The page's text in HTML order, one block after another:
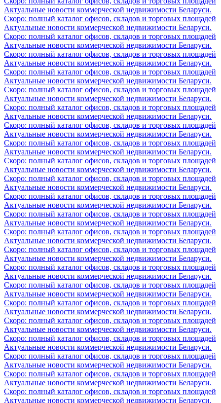
Актуальные новости коммерческой недвижимости Беларуси.
Скоро: полный каталог офисов, складов и торговых площадей
Актуальные новости коммерческой недвижимости Беларуси.
Скоро: полный каталог офисов, складов и торговых площадей
Актуальные новости коммерческой недвижимости Беларуси.
Скоро: полный каталог офисов, складов и торговых площадей
Актуальные новости коммерческой недвижимости Беларуси.
Скоро: полный каталог офисов, складов и торговых площадей
Актуальные новости коммерческой недвижимости Беларуси.
Скоро: полный каталог офисов, складов и торговых площадей
Актуальные новости коммерческой недвижимости Беларуси.
Скоро: полный каталог офисов, складов и торговых площадей
Актуальные новости коммерческой недвижимости Беларуси.
Скоро: полный каталог офисов, складов и торговых площадей
Актуальные новости коммерческой недвижимости Беларуси.
Скоро: полный каталог офисов, складов и торговых площадей
Актуальные новости коммерческой недвижимости Беларуси.
Скоро: полный каталог офисов, складов и торговых площадей
Актуальные новости коммерческой недвижимости Беларуси.
Скоро: полный каталог офисов, складов и торговых площадей
Актуальные новости коммерческой недвижимости Беларуси.
Скоро: полный каталог офисов, складов и торговых площадей
Актуальные новости коммерческой недвижимости Беларуси.
Скоро: полный каталог офисов, складов и торговых площадей
Актуальные новости коммерческой недвижимости Беларуси.
Скоро: полный каталог офисов, складов и торговых площадей
Актуальные новости коммерческой недвижимости Беларуси.
Скоро: полный каталог офисов, складов и торговых площадей
Актуальные новости коммерческой недвижимости Беларуси.
Скоро: полный каталог офисов, складов и торговых площадей
Актуальные новости коммерческой недвижимости Беларуси.
Скоро: полный каталог офисов, складов и торговых площадей
Актуальные новости коммерческой недвижимости Беларуси.
Скоро: полный каталог офисов, складов и торговых площадей
Актуальные новости коммерческой недвижимости Беларуси.
Скоро: полный каталог офисов, складов и торговых площадей
Актуальные новости коммерческой недвижимости Беларуси.
Скоро: полный каталог офисов, складов и торговых площадей
Актуальные новости коммерческой недвижимости Беларуси.
Скоро: полный каталог офисов, складов и торговых площадей
Актуальные новости коммерческой недвижимости Беларуси.
Скоро: полный каталог офисов, складов и торговых площадей
Актуальные новости коммерческой недвижимости Беларуси.
Скоро: полный каталог офисов, складов и торговых площадей
Актуальные новости коммерческой недвижимости Беларуси.